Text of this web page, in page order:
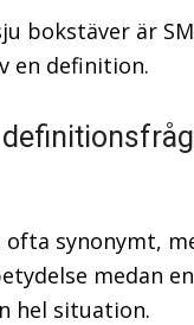
bokstäver är
en definition.
ofta synonymt,
medan en
hel situation.